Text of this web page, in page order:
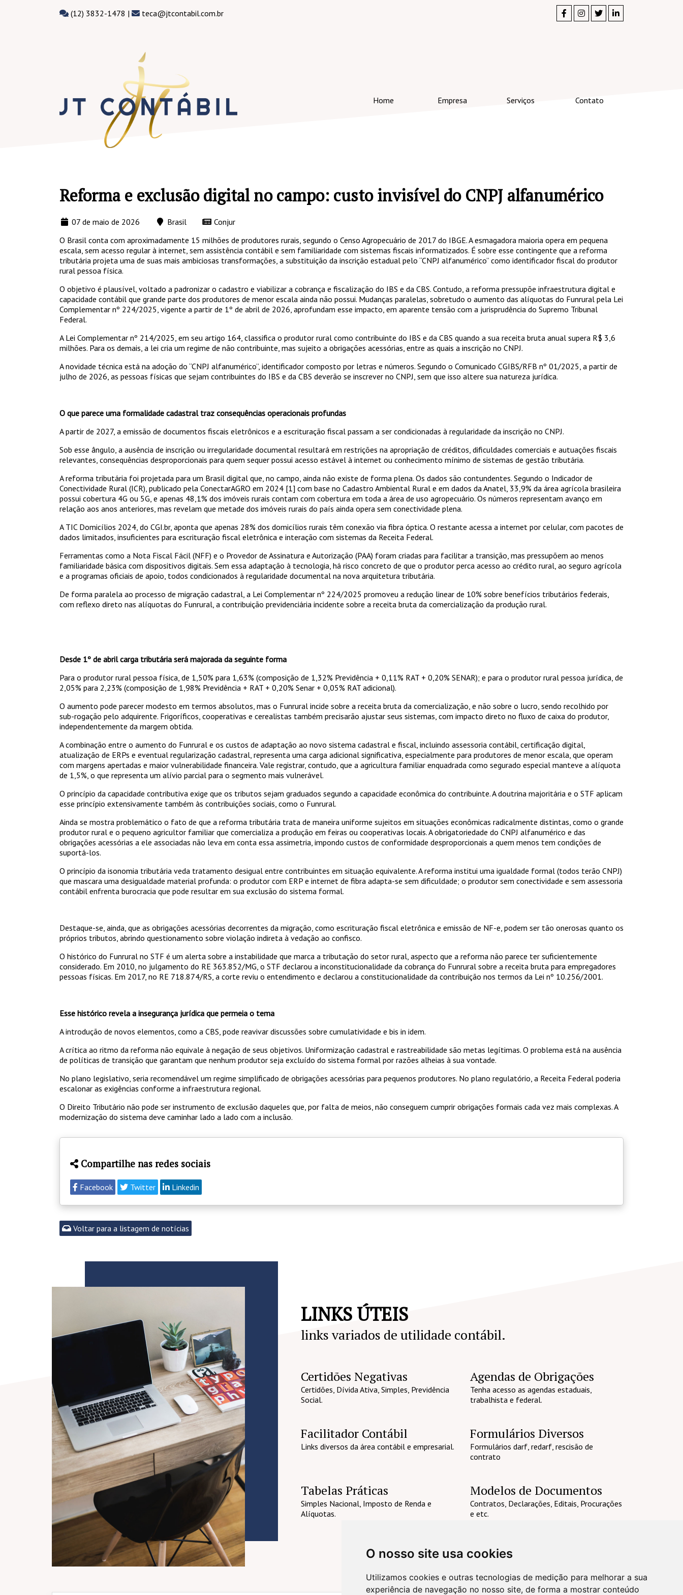
O nosso site usa cookies
Utilizamos cookies e outras tecnologias de medição para melhorar a sua
experiência de navegação no nosso site, de forma a mostrar conteúdo
(12) 3832-1478 | teca@jtcontabil.com.br
Home Empresa Serviços Contato
Reforma e exclusão digital no campo: custo invisível do CNPJ alfanumérico
07 de maio de 2026 Brasil
Conjur
O Brasil conta com aproximadamente 15 milhões de produtores rurais, segundo o Censo Agropecuário de 2017 do IBGE. A esmagadora maioria opera em pequena
escala, sem acesso regular à internet, sem assistência contábil e sem familiaridade com sistemas fiscais informatizados. É sobre esse contingente que a reforma
tributária projeta uma de suas mais ambiciosas transformações, a substituição da inscrição estadual pelo “CNPJ alfanumérico” como identificador fiscal do produtor
rural pessoa física.
O objetivo é plausível, voltado a padronizar o cadastro e viabilizar a cobrança e fiscalização do IBS e da CBS. Contudo, a reforma pressupõe infraestrutura digital e
capacidade contábil que grande parte dos produtores de menor escala ainda não possui. Mudanças paralelas, sobretudo o aumento das alíquotas do Funrural pela Lei
Complementar nº 224/2025, vigente a partir de 1º de abril de 2026, aprofundam esse impacto, em aparente tensão com a jurisprudência do Supremo Tribunal
Federal.
A Lei Complementar nº 214/2025, em seu artigo 164, classifica o produtor rural como contribuinte do IBS e da CBS quando a sua receita bruta anual supera R$ 3,6
milhões. Para os demais, a lei cria um regime de não contribuinte, mas sujeito a obrigações acessórias, entre as quais a inscrição no CNPJ.
A novidade técnica está na adoção do “CNPJ alfanumérico”, identificador composto por letras e números. Segundo o Comunicado CGIBS/RFB nº 01/2025, a partir de
julho de 2026, as pessoas físicas que sejam contribuintes do IBS e da CBS deverão se inscrever no CNPJ, sem que isso altere sua natureza jurídica.
O que parece uma formalidade cadastral traz consequências operacionais profundas
A partir de 2027, a emissão de documentos fiscais eletrônicos e a escrituração fiscal passam a ser condicionadas à regularidade da inscrição no CNPJ.
Sob esse ângulo, a ausência de inscrição ou irregularidade documental resultará em restrições na apropriação de créditos, dificuldades comerciais e autuações fiscais
relevantes, consequências desproporcionais para quem sequer possui acesso estável à internet ou conhecimento mínimo de sistemas de gestão tributária.
A reforma tributária foi projetada para um Brasil digital que, no campo, ainda não existe de forma plena. Os dados são contundentes. Segundo o Indicador de
Conectividade Rural (ICR), publicado pela ConectarAGRO em 2024 [1] com base no Cadastro Ambiental Rural e em dados da Anatel, 33,9% da área agrícola brasileira
possui cobertura 4G ou 5G, e apenas 48,1% dos imóveis rurais contam com cobertura em toda a área de uso agropecuário. Os números representam avanço em
relação aos anos anteriores, mas revelam que metade dos imóveis rurais do país ainda opera sem conectividade plena.
A TIC Domicílios 2024, do CGI.br, aponta que apenas 28% dos domicílios rurais têm conexão via fibra óptica. O restante acessa a internet por celular, com pacotes de
dados limitados, insuficientes para escrituração fiscal eletrônica e interação com sistemas da Receita Federal.
Ferramentas como a Nota Fiscal Fácil (NFF) e o Provedor de Assinatura e Autorização (PAA) foram criadas para facilitar a transição, mas pressupõem ao menos
familiaridade básica com dispositivos digitais. Sem essa adaptação à tecnologia, há risco concreto de que o produtor perca acesso ao crédito rural, ao seguro agrícola
e a programas oficiais de apoio, todos condicionados à regularidade documental na nova arquitetura tributária.
De forma paralela ao processo de migração cadastral, a Lei Complementar nº 224/2025 promoveu a redução linear de 10% sobre benefícios tributários federais,
com reflexo direto nas alíquotas do Funrural, a contribuição previdenciária incidente sobre a receita bruta da comercialização da produção rural.
Desde 1º de abril carga tributária será majorada da seguinte forma
Para o produtor rural pessoa física, de 1,50% para 1,63% (composição de 1,32% Previdência + 0,11% RAT + 0,20% SENAR); e para o produtor rural pessoa jurídica, de
2,05% para 2,23% (composição de 1,98% Previdência + RAT + 0,20% Senar + 0,05% RAT adicional).
O aumento pode parecer modesto em termos absolutos, mas o Funrural incide sobre a receita bruta da comercialização, e não sobre o lucro, sendo recolhido por
sub-rogação pelo adquirente. Frigoríficos, cooperativas e cerealistas também precisarão ajustar seus sistemas, com impacto direto no fluxo de caixa do produtor,
independentemente da margem obtida.
A combinação entre o aumento do Funrural e os custos de adaptação ao novo sistema cadastral e fiscal, incluindo assessoria contábil, certificação digital,
atualização de ERPs e eventual regularização cadastral, representa uma carga adicional significativa, especialmente para produtores de menor escala, que operam
com margens apertadas e maior vulnerabilidade financeira. Vale registrar, contudo, que a agricultura familiar enquadrada como segurado especial manteve a alíquota
de 1,5%, o que representa um alívio parcial para o segmento mais vulnerável.
O princípio da capacidade contributiva exige que os tributos sejam graduados segundo a capacidade econômica do contribuinte. A doutrina majoritária e o STF aplicam
esse princípio extensivamente também às contribuições sociais, como o Funrural.
Ainda se mostra problemático o fato de que a reforma tributária trata de maneira uniforme sujeitos em situações econômicas radicalmente distintas, como o grande
produtor rural e o pequeno agricultor familiar que comercializa a produção em feiras ou cooperativas locais. A obrigatoriedade do CNPJ alfanumérico e das
obrigações acessórias a ele associadas não leva em conta essa assimetria, impondo custos de conformidade desproporcionais a quem menos tem condições de
suportá-los.
O princípio da isonomia tributária veda tratamento desigual entre contribuintes em situação equivalente. A reforma institui uma igualdade formal (todos terão CNPJ)
que mascara uma desigualdade material profunda: o produtor com ERP e internet de fibra adapta-se sem dificuldade; o produtor sem conectividade e sem assessoria
contábil enfrenta burocracia que pode resultar em sua exclusão do sistema formal.
Destaque-se, ainda, que as obrigações acessórias decorrentes da migração, como escrituração fiscal eletrônica e emissão de NF-e, podem ser tão onerosas quanto os
próprios tributos, abrindo questionamento sobre violação indireta à vedação ao confisco.
O histórico do Funrural no STF é um alerta sobre a instabilidade que marca a tributação do setor rural, aspecto que a reforma não parece ter suficientemente
considerado. Em 2010, no julgamento do RE 363.852/MG, o STF declarou a inconstitucionalidade da cobrança do Funrural sobre a receita bruta para empregadores
pessoas físicas. Em 2017, no RE 718.874/RS, a corte reviu o entendimento e declarou a constitucionalidade da contribuição nos termos da Lei nº 10.256/2001.
Esse histórico revela a insegurança jurídica que permeia o tema
A introdução de novos elementos, como a CBS, pode reavivar discussões sobre cumulatividade e bis in idem.
A crítica ao ritmo da reforma não equivale à negação de seus objetivos. Uniformização cadastral e rastreabilidade são metas legítimas. O problema está na ausência
de políticas de transição que garantam que nenhum produtor seja excluído do sistema formal por razões alheias à sua vontade.
No plano legislativo, seria recomendável um regime simplificado de obrigações acessórias para pequenos produtores. No plano regulatório, a Receita Federal poderia
escalonar as exigências conforme a infraestrutura regional.
O Direito Tributário não pode ser instrumento de exclusão daqueles que, por falta de meios, não conseguem cumprir obrigações formais cada vez mais complexas. A
modernização do sistema deve caminhar lado a lado com a inclusão.
Compartilhe nas redes sociais
Facebook Twitter Linkedin
Voltar para a listagem de notícias
LINKS ÚTEIS
links variados de utilidade contábil.
Certidões Negativas
Certidões, Dívida Ativa, Simples, Previdência
Social.
Agendas de Obrigações
Tenha acesso as agendas estaduais,
trabalhista e federal.
Facilitador Contábil
Links diversos da área contábil e empresarial.
Formulários Diversos
Formulários darf, redarf, rescisão de
contrato
Tabelas Práticas
Simples Nacional, Imposto de Renda e
Alíquotas.
Modelos de Documentos
Contratos, Declarações, Editais, Procurações
e etc.